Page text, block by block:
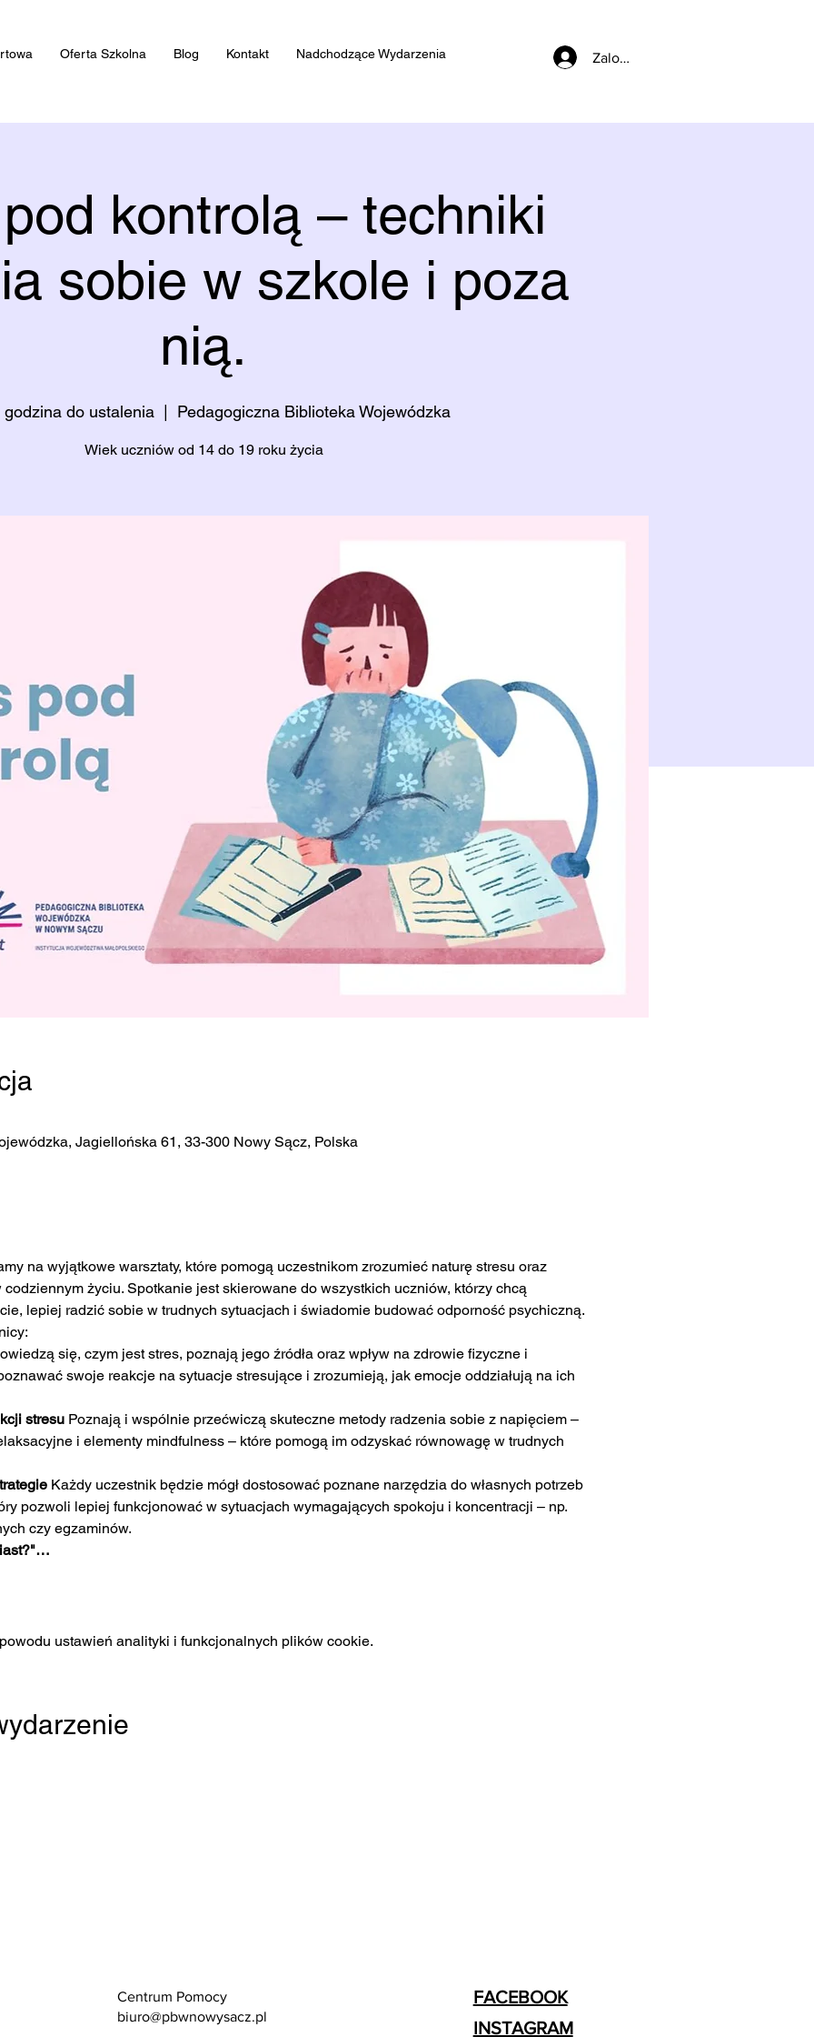
Oferta Szkolna Blog Kontakt Nadchodzące Wydarzenia Zaloguj się
kontrolą – techniki
sobie w szkole i poza
nią.
do ustalenia
  |
Pedagogiczna Biblioteka Wojewódzka
Wiek uczniów od 14 do 19 roku życia
Jagiellońska 61, 33-300 Nowy Sącz, Polska
na wyjątkowe warsztaty, które pomogą uczestnikom zrozumieć naturę stresu oraz
życiu. Spotkanie jest skierowane do wszystkich uczniów, którzy chcą
lepiej radzić sobie w trudnych sytuacjach i świadomie budować odporność psychiczną.
się, czym jest stres, poznają jego źródła oraz wpływ na zdrowie fizyczne i
swoje reakcje na sytuacje stresujące i zrozumieją, jak emocje oddziałują na ich
stresu Poznają i wspólnie przećwiczą skuteczne metody radzenia sobie z napięciem –
i elementy mindfulness – które pomogą im odzyskać równowagę w trudnych
Każdy uczestnik będzie mógł dostosować poznane narzędzia do własnych potrzeb
pozwoli lepiej funkcjonować w sytuacjach wymagających spokoju i koncentracji – np.
czy egzaminów.
ustawień analityki i funkcjonalnych plików cookie.
Centrum Pomocy
biuro@pbwnowysacz.pl
FACEBOOK
INSTAGRAM